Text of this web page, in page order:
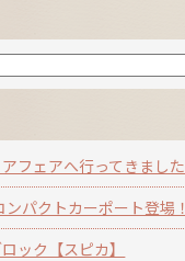
フェアへ行ってきました
ンパクトカーポート登場！
ック【スピカ】